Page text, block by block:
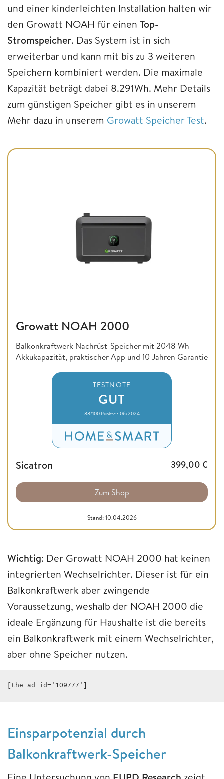
und einer kinderleichten Installation halten wir
den Growatt NOAH für einen Top-
Stromspeicher. Das System ist in sich
erweiterbar und kann mit bis zu 3 weiteren
Speichern kombiniert werden. Die maximale
Kapazität beträgt dabei 8.291Wh. Mehr Details
zum günstigen Speicher gibt es in unserem
Mehr dazu in unserem Growatt Speicher Test.
Growatt NOAH 2000
Balkonkraftwerk Nachrüst-Speicher mit 2048 Wh
Akkukapazität, praktischer App und 10 Jahren Garantie
TESTNOTE
GUT
88/100 Punkte • 06/2024
Sicatron 399,00 €
Zum Shop
Stand: 10.04.2026
Wichtig: Der Growatt NOAH 2000 hat keinen
integrierten Wechselrichter. Dieser ist für ein
Balkonkraftwerk aber zwingende
Voraussetzung, weshalb der NOAH 2000 die
ideale Ergänzung für Haushalte ist die bereits
ein Balkonkraftwerk mit einem Wechselrichter,
aber ohne Speicher nutzen.
[the_ad id='109777']
Einsparpotenzial durch
Balkonkraftwerk-Speicher